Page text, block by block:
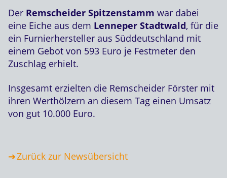
Der Remscheider Spitzenstamm war dabei
eine Eiche aus dem Lenneper Stadtwald, für die
ein Furnierhersteller aus Süddeutschland mit
einem Gebot von 593 Euro je Festmeter den
Zuschlag erhielt.
Insgesamt erzielten die Remscheider Förster mit
ihren Werthölzern an diesem Tag einen Umsatz
von gut 10.000 Euro.
Zurück zur Newsübersicht